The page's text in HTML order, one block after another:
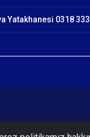
Yatakhanesi 0318